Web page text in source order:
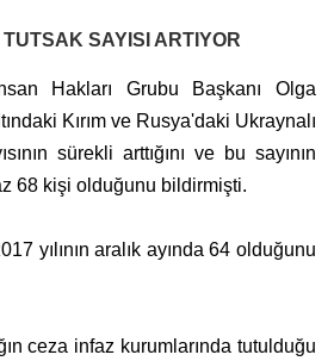
SAYISI ARTIYOR
Hakları Grubu Başkanı Olga
Kırım ve Rusya'daki Ukraynalı
sürekli arttığını ve bu sayının
68 kişi olduğunu bildirmişti.
yılının aralık ayında 64 olduğunu
ceza infaz kurumlarında tutulduğu